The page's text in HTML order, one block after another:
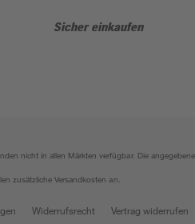
Sicher einkaufen
nicht in allen Märkten verfügbar. Die
zusätzliche Versandkosten an.
Widerrufsrecht Vertrag widerrufen